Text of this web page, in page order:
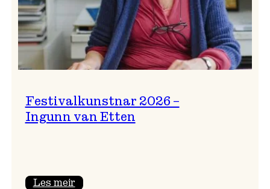
Festivalkunstnar 2026 –
Ingunn van Etten
Les meir: